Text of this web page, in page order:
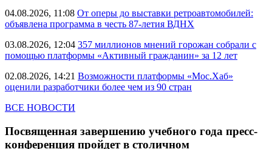
04.08.2026, 11:08 От оперы до выставки ретроавтомобилей:
объявлена программа в честь 87-летия ВДНХ
03.08.2026, 12:04 357 миллионов мнений горожан собрали с
помощью платформы «Активный гражданин» за 12 лет
02.08.2026, 14:21 Возможности платформы «Мос.Хаб»
оценили разработчики более чем из 90 стран
ВСЕ НОВОСТИ
Посвященная завершению учебного года пресс-
конференция пройдет в столичном